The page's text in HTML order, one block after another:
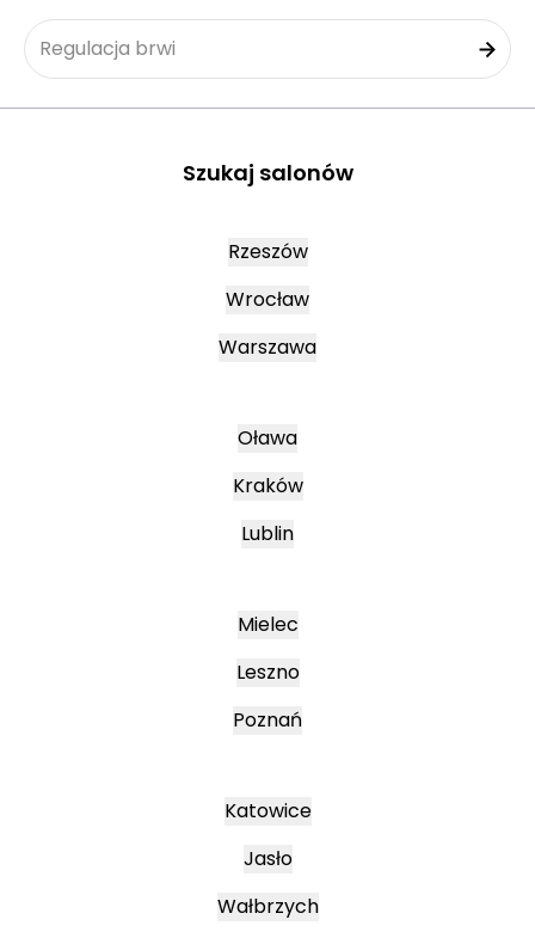
Regulacja brwi
Szukaj salonów
Rzeszów
Wrocław
Warszawa
Oława
Kraków
Lublin
Mielec
Leszno
Poznań
Katowice
Jasło
Wałbrzych